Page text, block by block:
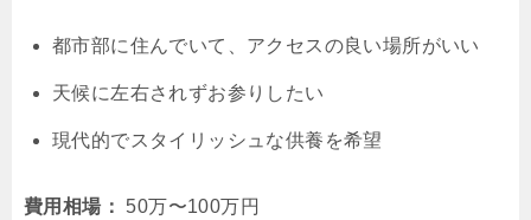
都市部に住んでいて、アクセスの良い場所がいい
天候に左右されずお参りしたい
現代的でスタイリッシュな供養を希望
費用相場： 50万〜100万円